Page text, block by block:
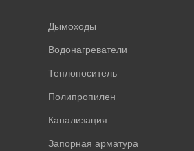
Дымоходы
Водонагреватели
Теплоноситель
Полипропилен
Канализация
Запорная арматура